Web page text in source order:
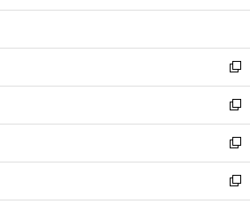
開
ウ
開
く
ン
ウ
で
開
く
ウ
ン
ド
ウ
で
開
く
新
し
い
ウ
ィ
ン
ド
ウ
新
し
い
ウ
ィ
新
し
い
新